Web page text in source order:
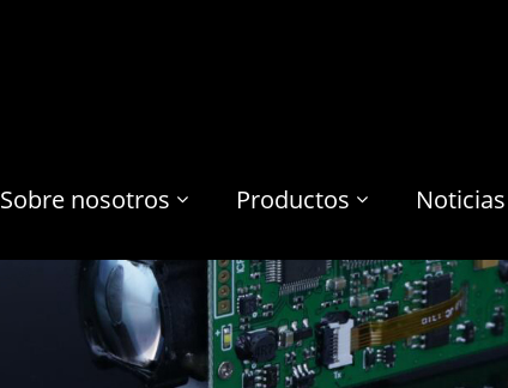
Sobre nosotros Productos Noticias